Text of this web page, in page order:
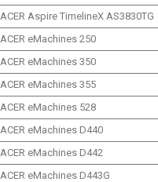
ACER Aspire TimelineX AS3830TG
ACER eMachines 250
ACER eMachines 350
ACER eMachines 355
ACER eMachines 528
ACER eMachines D440
ACER eMachines D442
ACER eMachines D443G